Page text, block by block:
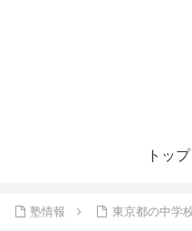
トップ
塾情報 東京都の中学